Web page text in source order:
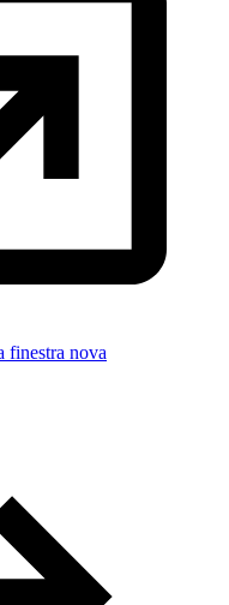
finestra nova